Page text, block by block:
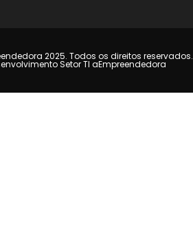
2025. Todos os direitos reservados.
Setor TI aEmpreendedora